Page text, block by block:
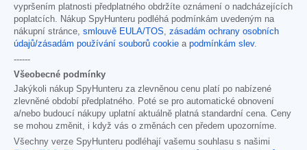
vypršením platnosti předplatného obdržíte oznámení o nadcházejících
poplatcích. Nákup SpyHunteru podléhá podmínkám uvedeným na
nákupní stránce, smlouvě EULA/TOS, zásadám ochrany osobních
údajů/zásadám používání souborů cookie a podmínkám slev.
------
Všeobecné podmínky
Jakýkoli nákup SpyHunteru za zlevněnou cenu platí po nabízené
zlevněné období předplatného. Poté se pro automatické obnovení
a/nebo budoucí nákupy uplatní aktuálně platná standardní cena. Ceny
se mohou změnit, i když vás o změnách cen předem upozorníme.
Všechny verze SpyHunteru podléhají vašemu souhlasu s našimi